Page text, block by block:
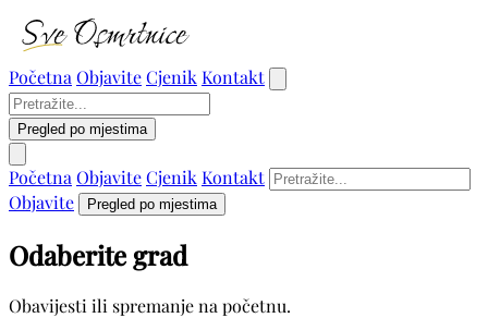
Početna ObjaviteCjenik Kontakt
Pregled po mjestima
Početna ObjaviteCjenik Kontakt
Objavite
Pregled po mjestima
Odaberite grad
Obavijesti ili spremanje na početnu.